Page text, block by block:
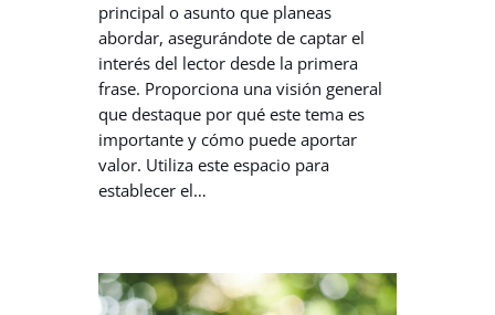
principal o asunto que planeas
abordar, asegurándote de captar el
interés del lector desde la primera
frase. Proporciona una visión general
que destaque por qué este tema es
importante y cómo puede aportar
valor. Utiliza este espacio para
establecer el…